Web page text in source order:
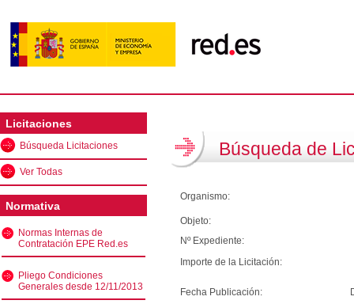
Licitaciones
Búsqueda Licitaciones
Ver Todas
Normativa
Normas Internas de
Contratación EPE Red.es
Pliego Condiciones
Generales desde 12/11/2013
Búsqueda de
Organismo:
Objeto:
Nº Expediente:
Importe de la Licitación:
Fecha Publicación: